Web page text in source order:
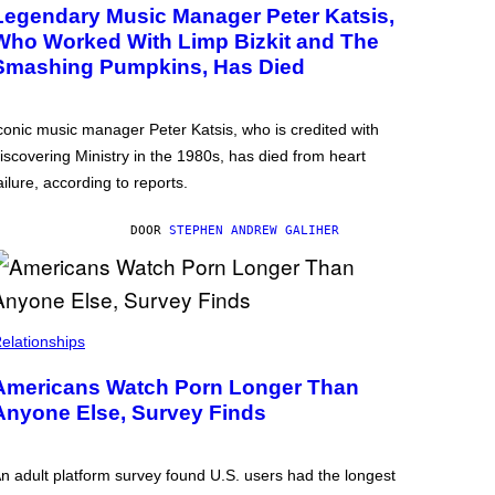
Music Manager Peter Katsis,
Worked With Limp Bizkit and The
Pumpkins, Has Died
music manager Peter Katsis, who is credited with
Ministry in the 1980s, has died from heart
according to reports.
DOOR STEPHEN ANDREW GALIHER
Watch Porn Longer Than
Else, Survey Finds
adult platform survey found U.S. users had the longest